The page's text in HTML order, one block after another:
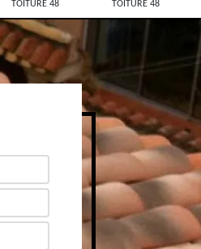
TOITURE 48
TOITURE 48